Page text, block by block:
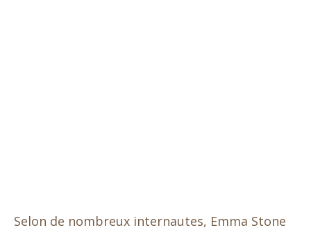
Selon de nombreux internautes, Emma Stone